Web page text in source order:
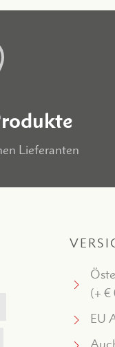
Lieferanten
(+ €
EU